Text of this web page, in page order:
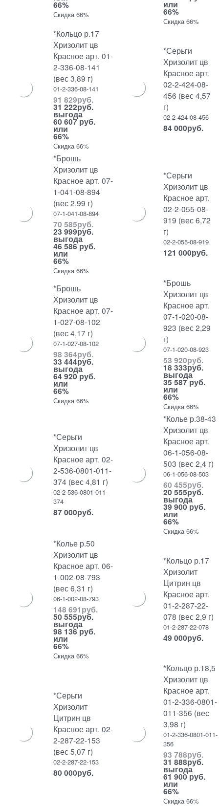
66%
Скидка 66%
или
66%
Скидка 66%
*Кольцо р.17
Хризолит цв
Красное арт. 01-
2-336-08-141
(вес 3,89 г)
01-2-336-08-141
91 829руб.
31 222руб.
выгода
60 607 руб.
или
66%
Скидка 66%
*Серьги
Хризолит цв
Красное арт.
02-2-424-08-
456 (вес 4,57
г)
02-2-424-08-456
84 000руб.
*Брошь
Хризолит цв
Красное арт. 07-
1-041-08-894
(вес 2,99 г)
07-1-041-08-894
70 585руб.
23 999руб.
выгода
46 586 руб.
или
66%
Скидка 66%
*Серьги
Хризолит цв
Красное арт.
02-2-055-08-
919 (вес 6,72
г)
02-2-055-08-919
121 000руб.
*Брошь
Хризолит цв
Красное арт. 07-
1-027-08-102
(вес 4,17 г)
07-1-027-08-102
98 364руб.
33 444руб.
выгода
64 920 руб.
или
66%
Скидка 66%
*Брошь
Хризолит цв
Красное арт.
07-1-020-08-
923 (вес 2,29
г)
07-1-020-08-923
53 920руб.
18 333руб.
выгода
35 587 руб.
или
66%
Скидка 66%
*Серьги
Хризолит цв
Красное арт. 02-
2-536-0801-011-
374 (вес 4,81 г)
02-2-536-0801-011-
374
87 000руб.
*Колье р.38-43
Хризолит цв
Красное арт.
06-1-056-08-
503 (вес 2,4 г)
06-1-056-08-503
60 455руб.
20 555руб.
выгода
39 900 руб.
или
66%
Скидка 66%
*Колье р.50
Хризолит цв
Красное арт. 06-
1-002-08-793
(вес 6,31 г)
06-1-002-08-793
148 691руб.
50 555руб.
выгода
98 136 руб.
или
66%
Скидка 66%
*Кольцо р.17
Хризолит
Цитрин цв
Красное арт.
01-2-287-22-
078 (вес 2,9 г)
01-2-287-22-078
49 000руб.
*Серьги
Хризолит
Цитрин цв
Красное арт. 02-
2-287-22-153
(вес 5,07 г)
02-2-287-22-153
80 000руб.
*Кольцо р.18,5
Хризолит цв
Красное арт.
01-2-336-0801-
011-356 (вес
3,98 г)
01-2-336-0801-011-
356
93 788руб.
31 888руб.
выгода
61 900 руб.
или
66%
Скидка 66%